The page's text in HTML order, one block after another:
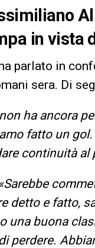
in vista
parlato in
sera. Di
ha ancora
fatto un
continuità al
detto e fatto,
una buona
perdere.